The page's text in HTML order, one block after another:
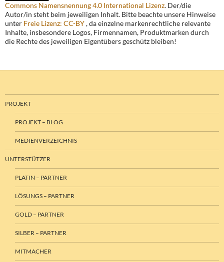
Commons Namensnennung 4.0 International Lizenz. Der/die
Autor/in steht beim jeweiligen Inhalt. Bitte beachte unsere Hinweise
unter Freie Lizenz: CC-BY, da einzelne markenrechtliche relevante
Inhalte, insbesondere Logos, Firmennamen, Produktmarken durch
die Rechte des jeweiligen Eigentübers geschütz bleiben!
PROJEKT
PROJEKT – BLOG
MEDIENVERZEICHNIS
UNTERSTÜTZER
PLATIN – PARTNER
LÖSUNGS – PARTNER
GOLD – PARTNER
SILBER – PARTNER
MITMACHER